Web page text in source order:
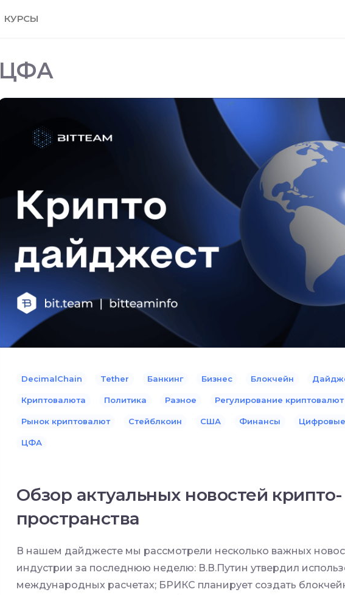
КУРСЫ
ЦФА
DecimalChain Tether Банкинг Бизнес Блокчейн
Криптовалюта Политика Разное Регулирование криптовалют
Рынок криптовалют Стейблкоин США Финансы Цифровые
ЦФА
Обзор актуальных новостей крипто-
пространства
В нашем дайджесте мы рассмотрели несколько важных
индустрии за последнюю неделю: В.В.Путин утвердил
международных расчетах; БРИКС планирует создать